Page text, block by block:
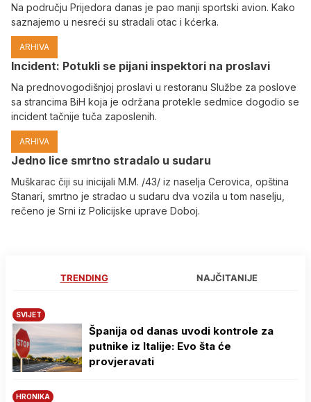
Na području Prijedora danas je pao manji sportski avion. Kako
saznajemo u nesreći su stradali otac i kćerka.
ARHIVA
Incident: Potukli se pijani inspektori na proslavi
Na prednovogodišnjoj proslavi u restoranu Službe za poslove
sa strancima BiH koja je održana protekle sedmice dogodio se
incident tačnije tuča zaposlenih.
ARHIVA
Јedno lice smrtno stradalo u sudaru
Muškarac čiji su inicijali M.M. /43/ iz naselja Cerovica, opština
Stanari, smrtno je stradao u sudaru dva vozila u tom naselju,
rečeno je Srni iz Policijske uprave Doboj.
TRENDING NAJČITANIJE
SVIJET
Španija od danas uvodi kontrole za
putnike iz Italije: Evo šta će
provjeravati
HRONIKA